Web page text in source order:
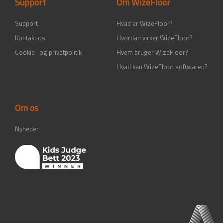
i
Support
Kontakt os
Cookie- og privatpolitik
Hvad er WizeFloor?
Hvordan virker WizeFloor?
Hvem bruger WizeFloor?
Hvad kan WizeFloor softwaren?
Om os
Nyheder